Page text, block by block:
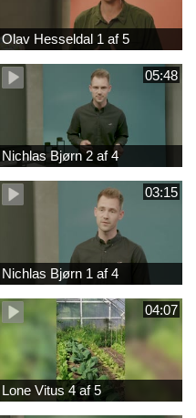
Olav Hesseldal 1 af 5
05:48
Nichlas Bjørn 2 af 4
03:15
Nichlas Bjørn 1 af 4
04:07
Lone Vitus 4 af 5